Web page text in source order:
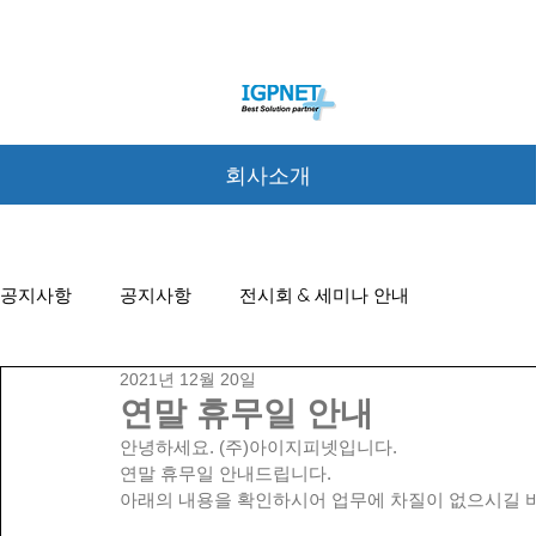
회사소개
공지사항 공지사항 전시회 & 세미나 안내
연말 휴무일 안내
2021년 12월 20일
안녕하세요. (주)아이지피넷입니다.
연말 휴무일 안내드립니다.
아래의 내용을 확인하시어 업무에 차질이 없으시길